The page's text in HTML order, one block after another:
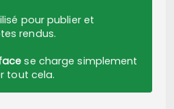
pour publier et
rendus.
se charge simplement
tout cela.